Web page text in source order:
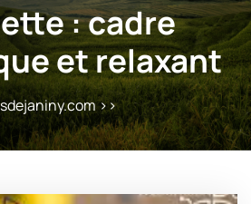
:cadre
et relaxant
>>